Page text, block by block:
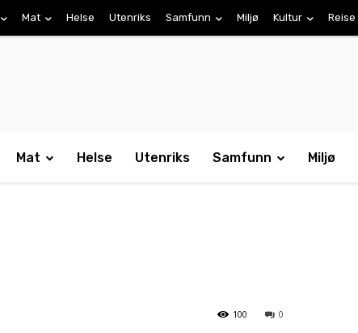
Mat Helse Utenriks Samfunn Miljø Kultur Reise
Mat Helse Utenriks Samfunn Miljø
0
100